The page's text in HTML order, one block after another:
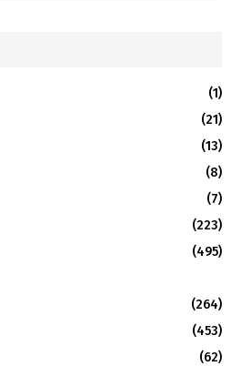
R
(1)
(21)
(13)
(8)
(7)
(223)
(495)
(264)
(453)
(62)